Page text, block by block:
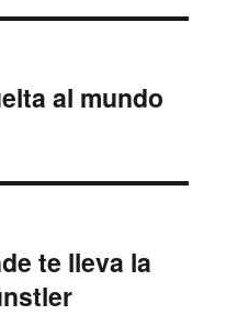
al mundo
te lleva la